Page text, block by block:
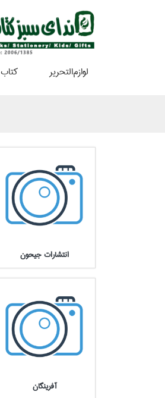
لوازم‌التحرير كتاب
انتشارات جيحون
آفرينگان